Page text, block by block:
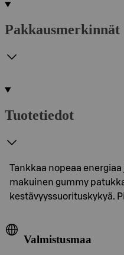
Pakkausmerkinnät
Tuotetiedot
Tankkaa nopeaa
makuinen gummy
kestävyyssuorituskykyä.
Valmistusmaa